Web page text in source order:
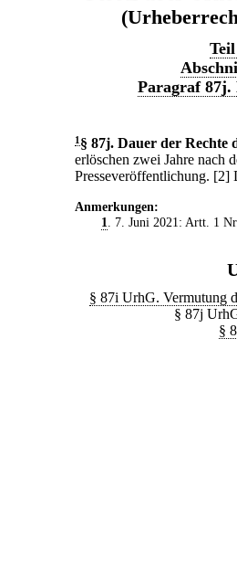
Paragraf 87j.
1 § 87j. Dauer der Rechte
erlöschen zwei Jahre nach
Presseveröffentlichung. [2]
Anmerkungen:
1
. 7. Juni 2021: Artt. 1
§ 87i UrhG. Vermutung
§ 87j
§